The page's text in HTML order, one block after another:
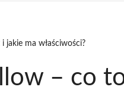
jakie ma właściwości?
– co